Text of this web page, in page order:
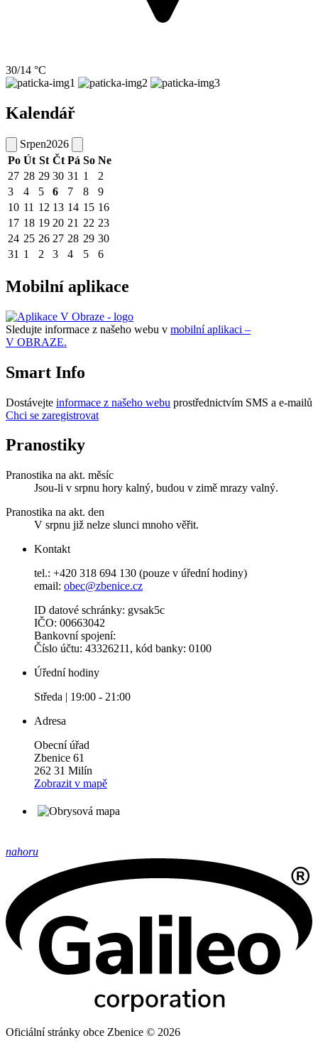
30/14 °C
Kalendář
Srpen2026
Po Út St Čt Pá So Ne
27 28 29 30 31 1
2
3
4 5 6 7 8
9
10 11 12 13 14 15 16
17 18 19 20 21 22 23
24 25 26 27 28 29 30
31 1 2 3 4 5 6
Mobilní aplikace
Sledujte informace z našeho webu v mobilní aplikaci –
V OBRAZE.
Smart Info
Dostávejte informace z našeho webu prostřednictvím SMS a e-mailů
Chci se zaregistrovat
Pranostiky
Pranostika na akt. měsíc
Jsou-li v srpnu hory kalný, budou v zimě mrazy valný.
Pranostika na akt. den
V srpnu již nelze slunci mnoho věřit.
Kontakt
tel.: +420 318 694 130 (pouze v úřední hodiny)
email: obec@zbenice.cz
ID datové schránky: gvsak5c
IČO: 00663042
Bankovní spojení:
Číslo účtu: 43326211, kód banky: 0100
Úřední hodiny
Středa | 19:00 - 21:00
Adresa
Obecní úřad
Zbenice 61
262 31 Milín
Zobrazit v mapě
nahoru
Oficiální stránky obce Zbenice © 2026